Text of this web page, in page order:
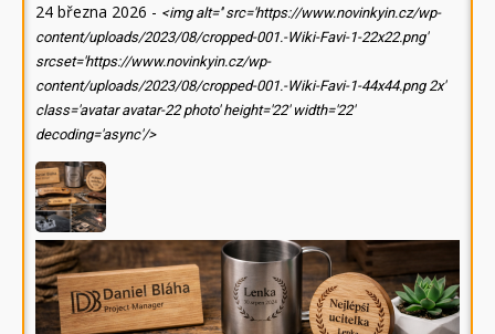
24 března 2026 - <img alt='' src='https://www.novinkyin.cz/wp-
content/uploads/2023/08/cropped-001.-Wiki-Favi-1-22x22.png'
srcset='https://www.novinkyin.cz/wp-
content/uploads/2023/08/cropped-001.-Wiki-Favi-1-44x44.png 2x'
class='avatar avatar-22 photo' height='22' width='22'
decoding='async'/>